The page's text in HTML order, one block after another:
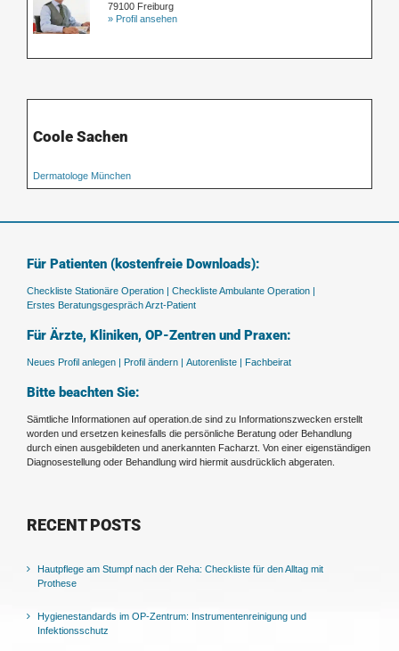
79100 Freiburg
» Profil ansehen
Coole Sachen
Dermatologe München
Für Patienten (kostenfreie Downloads):
Checkliste Stationäre Operation | Checkliste Ambulante Operation |
Erstes Beratungsgespräch Arzt-Patient
Für Ärzte, Kliniken, OP-Zentren und Praxen:
Neues Profil anlegen | Profil ändern | Autorenliste | Fachbeirat
Bitte beachten Sie:
Sämtliche Informationen auf operation.de sind zu Informationszwecken erstellt
worden und ersetzen keinesfalls die persönliche Beratung oder Behandlung
durch einen ausgebildeten und anerkannten Facharzt. Von einer eigenständigen
Diagnosestellung oder Behandlung wird hiermit ausdrücklich abgeraten.
RECENT POSTS
Hautpflege am Stumpf nach der Reha: Checkliste für den Alltag mit
Prothese
Hygienestandards im OP-Zentrum: Instrumentenreinigung und
Infektionsschutz